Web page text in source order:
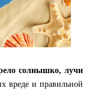
солнышко, лучи
вреде и правильной